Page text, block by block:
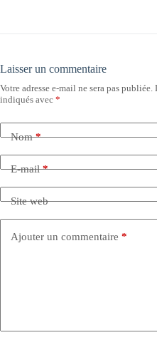
Laisser un commentaire
Votre adresse e-mail ne sera pas publiée.
indiqués avec *
Nom*
E-mail*
Site web
Ajouter un commentaire *